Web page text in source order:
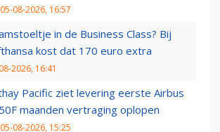
05-08-2026, 16:57
in de Business Class? Bij
kost dat 170 euro extra
2026, 16:41
Pacific ziet levering eerste Airbus
maanden vertraging oplopen
05-08-2026, 15:25